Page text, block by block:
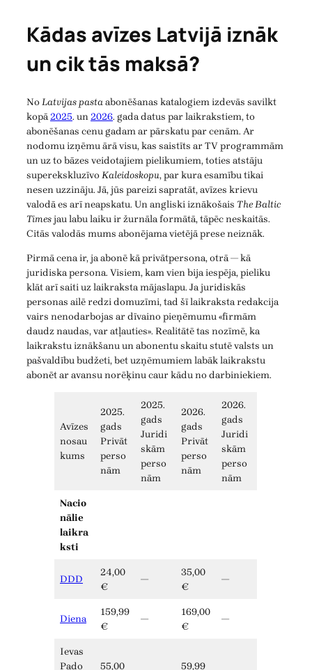
Kādas avīzes Latvijā iznāk
un cik tās maksā?
NoLatvijas pastaabonēšanas katalogiem izdevās savilkt
kopā2025. un2026. gada datus par laikrakstiem, to
abonēšanas cenu gadam ar pārskatu par cenām. Ar
nodomu izņēmu ārā visu, kas saistīts ar TV programmām
un uz to bāzes veidotajiem pielikumiem, toties atstāju
superekskluzīvoKaleidoskopu, par kura esamību tikai
nesen uzzināju. Jā, jūs pareizi sapratāt, avīzes krievu
valodā es arī neapskatu. Un angliski iznākošais The Baltic
Timesjau labu laiku ir žurnāla formātā, tāpēc neskaitās.
Citās valodās mums abonējama vietējā prese neiznāk.
Pirmā cena ir, ja abonē kā privātpersona, otrā — kā
juridiska persona. Visiem, kam vien bija iespēja, pieliku
klāt arī saiti uz laikraksta mājaslapu. Ja juridiskās
personas ailē redzi domuzīmi, tad šī laikraksta redakcija
vairs nenodarbojas ar dīvaino pieņēmumu «firmām
daudz naudas, var atļauties». Realitātē tas nozīmē, ka
laikrakstu iznākšanu un abonentu skaitu stutē valsts un
pašvaldību budžeti, bet uzņēmumiem labāk laikrakstu
abonēt ar avansu norēķinu caur kādu no darbiniekiem.
Avīzes
nosau
kums
2025.
gads
Privāt
perso
nām
2025.
gads
Juridi
skām
perso
nām
2026.
gads
Privāt
perso
nām
2026.
gads
Juridi
skām
perso
nām
Nacio
nālie
laikra
ksti
DDD
24,00
€
—
35,00
€
—
Diena
159,99
€
—
169,00
€
—
Ievas
Pado
55,00 59,99